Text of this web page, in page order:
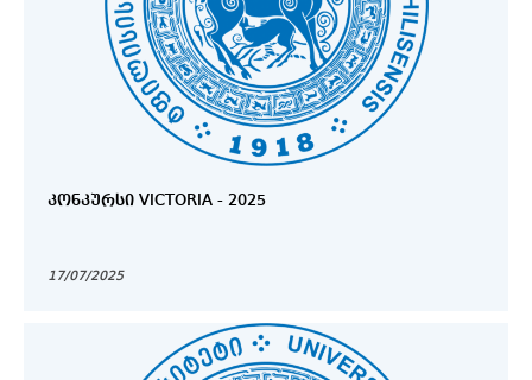
ᲙᲝᲜᲙᲣᲠᲡᲘ VICTORIA - 2025
17/07/2025